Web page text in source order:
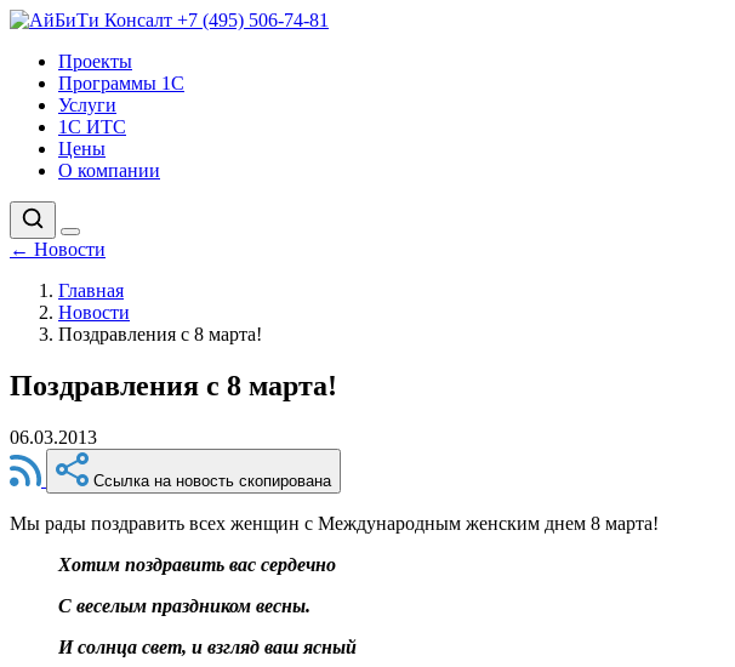
+7 (495) 506-74-81
Проекты
Программы 1С
Услуги
1С ИТС
Цены
О компании
← Новости
Главная
Новости
Поздравления с 8 марта!
Поздравления с 8 марта!
06.03.2013
Ссылка на новость скопирована
Мы рады поздравить всех женщин с Международным женским днем 8 марта!
Хотим поздравить вас сердечно
С веселым праздником весны.
И солнца свет, и взгляд ваш ясный